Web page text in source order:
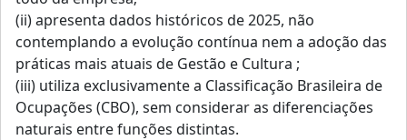
(ii) apresenta dados históricos de 2025, não
contemplando a evolução contínua nem a adoção das
práticas mais atuais de Gestão e Cultura ;
(iii) utiliza exclusivamente a Classificação Brasileira de
Ocupações (CBO), sem considerar as diferenciações
naturais entre funções distintas.